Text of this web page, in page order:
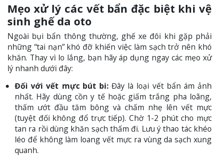
Mẹo xử lý các vết bẩn đặc biệt khi vệ
sinh ghế da oto
Ngoài bụi bẩn thông thường, ghế xe đôi khi gặp phải
những “tai nạn” khó đỡ khiến việc làm sạch trở nên khó
khăn. Thay vì lo lắng, bạn hãy áp dụng ngay các mẹo xử
lý nhanh dưới đây:
Đối với vết mực bút bi:Đây là loại vết bẩn ám ảnh
nhất. Hãy dùng cồn y tế hoặc giấm trắng pha loãng,
thấm ướt đầu tăm bông và chấm nhẹ lên vết mực
(tuyệt đối không đổ trực tiếp). Chờ 1-2 phút cho mực
tan ra rồi dùng khăn sạch thấm đi. Lưu ý thao tác khéo
léo để không làm loang vết mực ra vùng da sạch xung
quanh.